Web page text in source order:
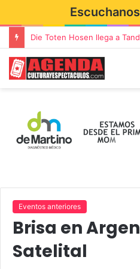
Escuchanos
Eventos anteriores
Brisa en
Satelital